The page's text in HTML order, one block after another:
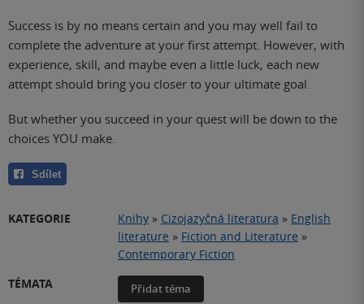
Success is by no means certain and you may well fail to
complete the adventure at your first attempt. However, with
experience, skill, and maybe even a little luck, each new
attempt should bring you closer to your ultimate goal.
But whether you succeed in your quest will be down to the
choices YOU make.
Sdílet
KATEGORIE Knihy » Cizojazyčná literatura » English
literature » Fiction and Literature »
Contemporary Fiction
TÉMATA
Přidat téma